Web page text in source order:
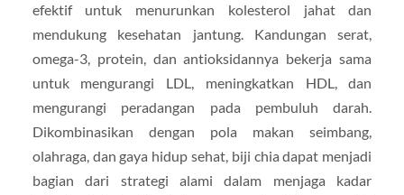
efektif untuk menurunkan kolesterol jahat dan
mendukung kesehatan jantung. Kandungan serat,
omega-3, protein, dan antioksidannya bekerja sama
untuk mengurangi LDL, meningkatkan HDL, dan
mengurangi peradangan pada pembuluh darah.
Dikombinasikan dengan pola makan seimbang,
olahraga, dan gaya hidup sehat, biji chia dapat menjadi
bagian dari strategi alami dalam menjaga kadar